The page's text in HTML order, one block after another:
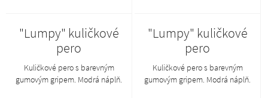
"Lumpy" kuličkové
pero
Kuličkové pero s barevným
gumovým gripem. Modrá náplň.
"Lumpy" kuličkové
pero
Kuličkové pero s barevným
gumovým gripem. Modrá náplň.